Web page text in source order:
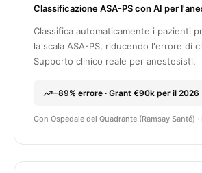
Classificazione ASA-PS con AI per
Classifica automaticamente i pazienti
la scala ASA-PS, riducendo l'errore di
Supporto clinico reale per anestesisti.
−89% errore · Grant €90k per il 2026
Con Ospedale del Quadrante (Ramsay Santé) ·